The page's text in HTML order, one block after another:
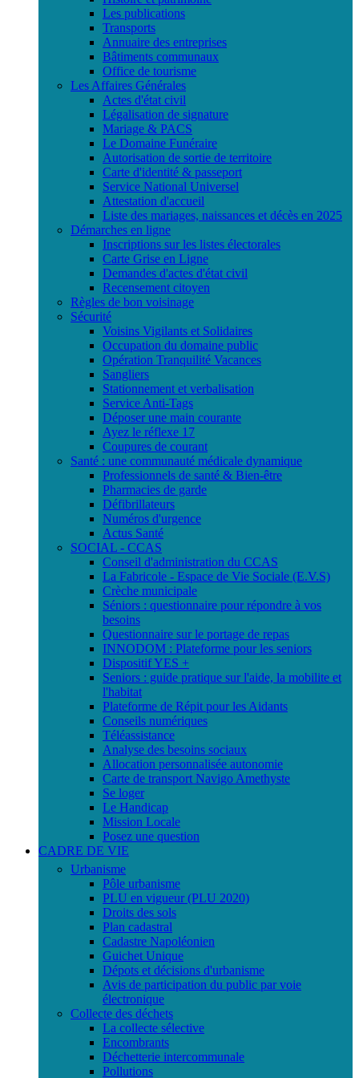
Les publications
Transports
Annuaire des entreprises
Bâtiments communaux
Office de tourisme
Les Affaires Générales
Actes d'état civil
Légalisation de signature
Mariage & PACS
Le Domaine Funéraire
Autorisation de sortie de territoire
Carte d'identité & passeport
Service National Universel
Attestation d'accueil
Liste des mariages, naissances et décès en 2025
Démarches en ligne
Inscriptions sur les listes électorales
Carte Grise en Ligne
Demandes d'actes d'état civil
Recensement citoyen
Règles de bon voisinage
Sécurité
Voisins Vigilants et Solidaires
Occupation du domaine public
Opération Tranquilité Vacances
Sangliers
Stationnement et verbalisation
Service Anti-Tags
Déposer une main courante
Ayez le réflexe 17
Coupures de courant
Santé : une communauté médicale dynamique
Professionnels de santé & Bien-être
Pharmacies de garde
Défibrillateurs
Numéros d'urgence
Actus Santé
SOCIAL - CCAS
Conseil d'administration du CCAS
La Fabricole - Espace de Vie Sociale (E.V.S)
Crèche municipale
Séniors : questionnaire pour répondre à vos
besoins
Questionnaire sur le portage de repas
INNODOM : Plateforme pour les seniors
Dispositif YES +
Seniors : guide pratique sur l'aide, la mobilite et
l'habitat
Plateforme de Répit pour les Aidants
Conseils numériques
Téléassistance
Analyse des besoins sociaux
Allocation personnalisée autonomie
Carte de transport Navigo Amethyste
Se loger
Le Handicap
Mission Locale
Posez une question
CADRE DE VIE
Urbanisme
Pôle urbanisme
PLU en vigueur (PLU 2020)
Droits des sols
Plan cadastral
Cadastre Napoléonien
Guichet Unique
Dépots et décisions d'urbanisme
Avis de participation du public par voie
électronique
Collecte des déchets
La collecte sélective
Encombrants
Déchetterie intercommunale
Pollutions